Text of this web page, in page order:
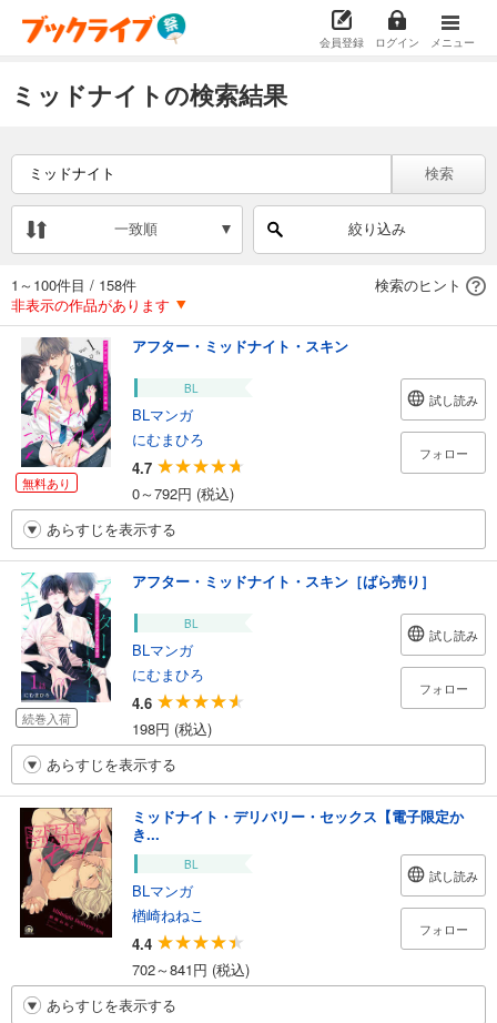
会員登録 ログイン メニュー
ミッドナイトの検索結果
検索
一致順 絞り込み
1～100件目 / 158件
検索のヒント
非表示の作品があります
無料あり
アフター・ミッドナイト・スキン
BL
BLマンガ
にむまひろ
4.7
0～792円 (税込)
試し読み
フォロー
あらすじを表示する
続巻入荷
アフター・ミッドナイト・スキン［ばら売り］
BL
BLマンガ
にむまひろ
4.6
198円 (税込)
試し読み
フォロー
あらすじを表示する
ミッドナイト・デリバリー・セックス【電子限定か
き...
BL
BLマンガ
楢崎ねねこ
4.4
702～841円 (税込)
試し読み
フォロー
あらすじを表示する